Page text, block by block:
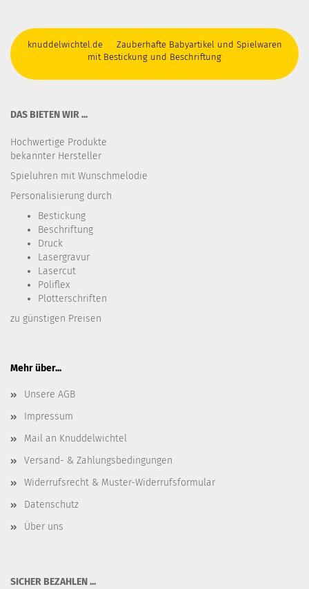
knuddelwichtel.de Zauberhafte Babyartikel und Spielwaren
mit Bestickung und Beschriftung
DAS BIETEN WIR ...
Hochwertige Produkte
bekannter Hersteller
Spieluhren mit Wunschmelodie
Personalisierung durch
Bestickung​
Beschriftung
Druck
Lasergravur
Lasercut
Poliflex
Plotterschriften
zu günstigen Preisen
Mehr über...
Unsere AGB
Impressum
Mail an Knuddelwichtel
Versand- & Zahlungsbedingungen
Widerrufsrecht & Muster-Widerrufsformular
Datenschutz
Über uns
SICHER BEZAHLEN ...